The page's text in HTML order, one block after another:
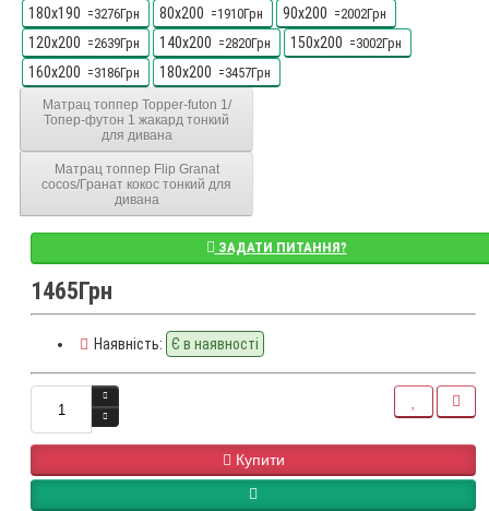
180x190 =3276Грн 80x200 =1910Грн 90x200 =2002Грн
120x200 =2639Грн 140x200 =2820Грн 150x200 =3002Грн
160x200 =3186Грн 180x200 =3457Грн
Матрац топпер Topper-futon 1/
Топер-футон 1 жакард тонкий
для дивана
Матрац топпер Flip Granat
cocos/Гранат кокос тонкий для
дивана
ЗАДАТИ ПИТАННЯ?
1465Грн
Наявність: Є в наявності
Купити